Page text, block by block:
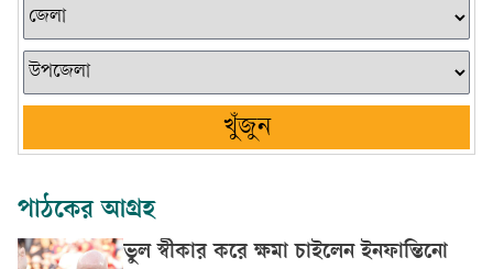
খুঁজুন
পাঠকের আগ্রহ
ভুল স্বীকার করে ক্ষমা চাইলেন ইনফান্তিনো